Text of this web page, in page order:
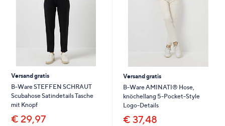
Versand gratis
B-Ware STEFFEN SCHRAUT
Scubahose Satindetails Tasche
mit Knopf
€ 29,97
Versand gratis
B-Ware AMINATI® Hose,
knöchellang 5-Pocket-Style
Logo-Details
€ 37,48